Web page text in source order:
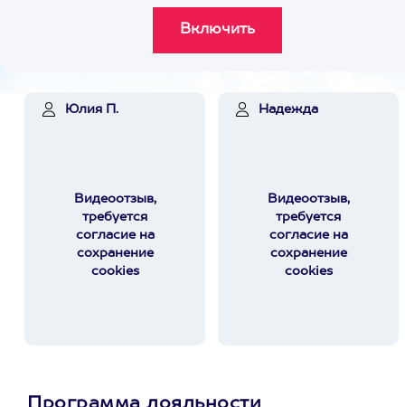
Юлия П.
Видеоотзыв,
требуется
согласие на
сохранение
cookies
Надежда
Видеоотзыв,
требуется
согласие на
сохранение
cookies